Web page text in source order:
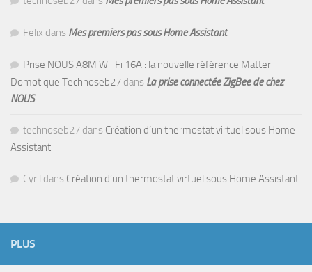
Felix dans Mes premiers pas sous Home Assistant
Prise NOUS A8M Wi-Fi 16A : la nouvelle référence Matter -
Domotique Technoseb27 dans La prise connectée ZigBee de chez
NOUS
technoseb27 dans Création d’un thermostat virtuel sous Home
Assistant
Cyril dans Création d’un thermostat virtuel sous Home Assistant
PLUS